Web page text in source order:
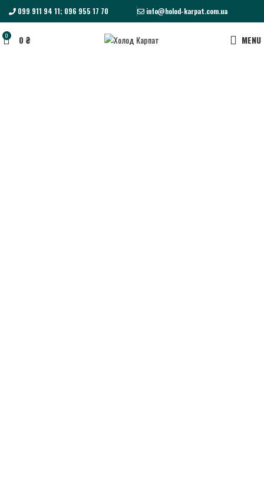
099 911 94 11; 096 955 17 70 info@holod-karpat.com.ua
0 0 ₴ MENU